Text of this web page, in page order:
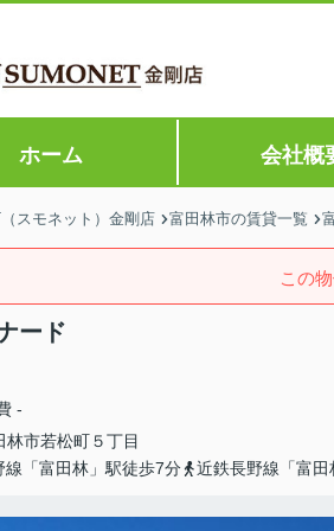
ホーム 会社概
スモネット）金剛店 富田林市の賃貸一覧
この
ード
-
林市若松町５丁目
線「富田林」駅徒歩7分
近鉄長野線「富